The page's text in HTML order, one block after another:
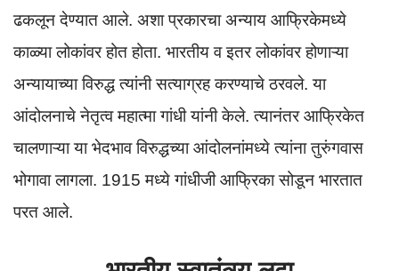
ढकलून देण्यात आले. अशा प्रकारचा अन्याय आफ्रिकेमध्ये
काळ्या लोकांवर होत होता. भारतीय व इतर लोकांवर होणाऱ्या
अन्यायाच्या विरुद्ध त्यांनी सत्याग्रह करण्याचे ठरवले. या
आंदोलनाचे नेतृत्व महात्मा गांधी यांनी केले. त्यानंतर आफ्रिकेत
चालणाऱ्या या भेदभाव विरुद्धच्या आंदोलनांमध्ये त्यांना तुरुंगवास
भोगावा लागला. 1915 मध्ये गांधीजी आफ्रिका सोडून भारतात
परत आले.